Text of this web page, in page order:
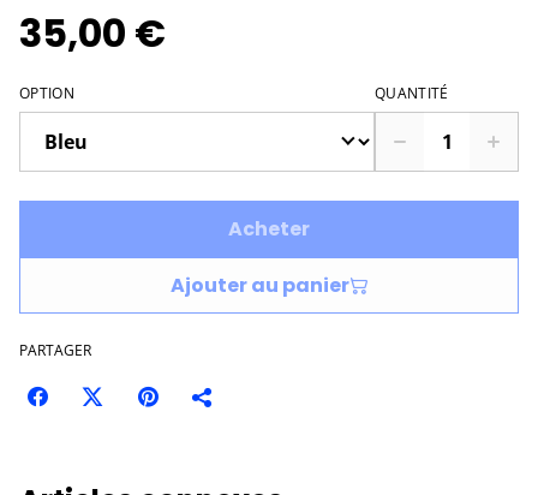
35,00 €
OPTION QUANTITÉ
Acheter
Ajouter au panier
PARTAGER